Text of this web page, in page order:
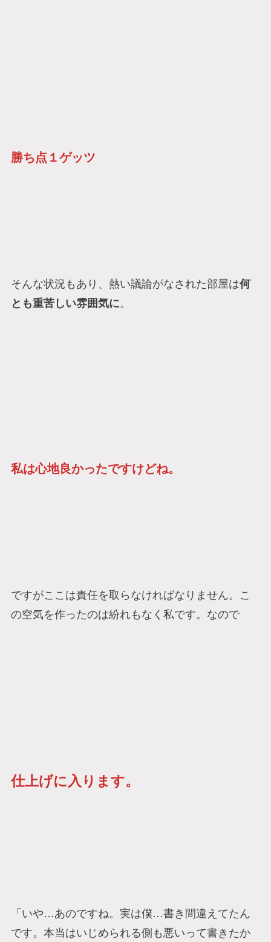
勝ち点１ゲッツ
そんな状況もあり、熱い議論がなされた部屋は何
とも重苦しい雰囲気に。
私は心地良かったですけどね。
ですがここは責任を取らなければなりません。こ
の空気を作ったのは紛れもなく私です。なので
仕上げに入ります。
「いや…あのですね。実は僕…書き間違えてたん
です。本当はいじめられる側も悪いって書きたか